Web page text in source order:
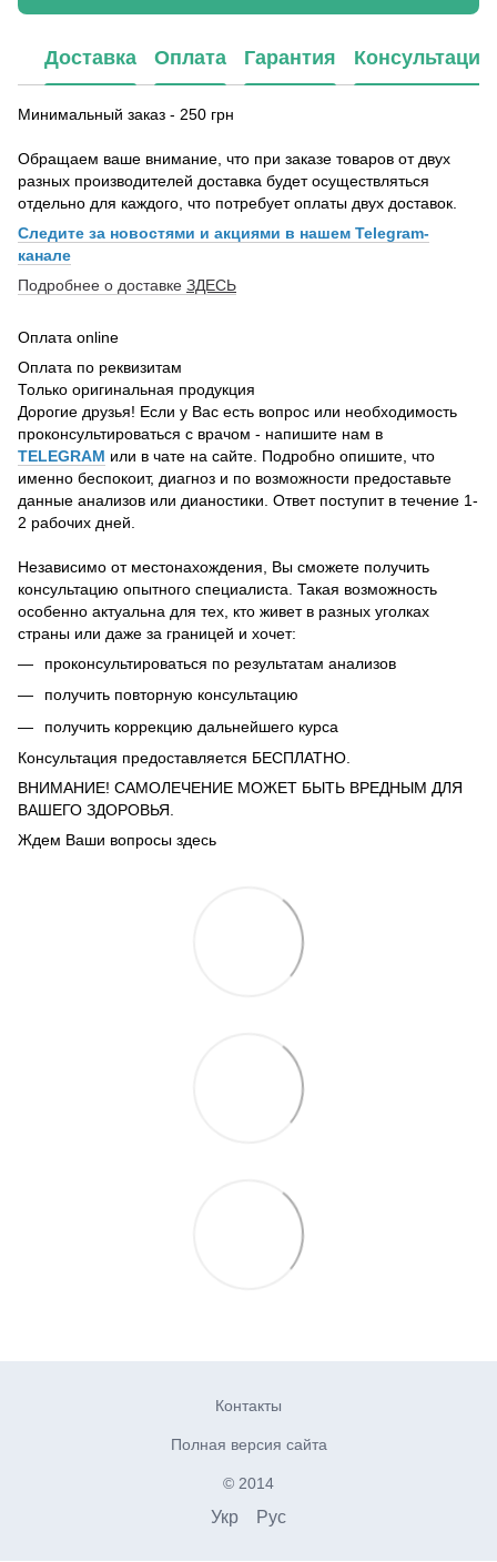
Доставка Оплата Гарантия Консультация
Минимальный заказ - 250 грн
Обращаем ваше внимание, что при заказе товаров от двух
разных производителей доставка будет осуществляться
отдельно для каждого, что потребует оплаты двух доставок.
Следите за новостями и акциями в нашем Telegram-
канале
Подробнее о доставке ЗДЕСЬ
Оплата online
Оплата по реквизитам
Только оригинальная продукция
Дорогие друзья! Если у Вас есть вопрос или необходимость
проконсультироваться с врачом - напишите нам в
TELEGRAM или в чате на сайте. Подробно опишите, что
именно беспокоит, диагноз и по возможности предоставьте
данные анализов или дианостики. Ответ поступит в течение 1-
2 рабочих дней.
Независимо от местонахождения, Вы сможете получить
консультацию опытного специалиста. Такая возможность
особенно актуальна для тех, кто живет в разных уголках
страны или даже за границей и хочет:
проконсультироваться по результатам анализов
получить повторную консультацию
получить коррекцию дальнейшего курса
Консультация предоставляется БЕСПЛАТНО.
ВНИМАНИЕ! САМОЛЕЧЕНИЕ МОЖЕТ БЫТЬ ВРЕДНЫМ ДЛЯ
ВАШЕГО ЗДОРОВЬЯ.
Ждем Ваши вопросы здесь
Контакты
Полная версия сайта
© 2014
Укр Рус